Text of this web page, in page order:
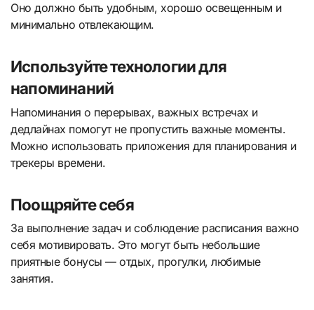
Оно должно быть удобным, хорошо освещенным и
минимально отвлекающим.
Используйте технологии для
напоминаний
Напоминания о перерывах, важных встречах и
дедлайнах помогут не пропустить важные моменты.
Можно использовать приложения для планирования и
трекеры времени.
Поощряйте себя
За выполнение задач и соблюдение расписания важно
себя мотивировать. Это могут быть небольшие
приятные бонусы — отдых, прогулки, любимые
занятия.